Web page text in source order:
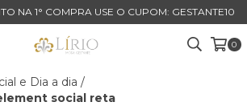
NA 1° COMPRA USE O CUPOM: GESTANTE10
0
e Dia a dia /
social reta